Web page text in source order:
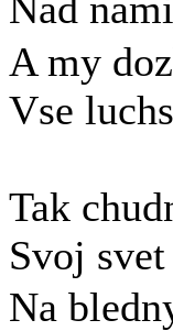
A my
Vse
Tak
Svoj
Na